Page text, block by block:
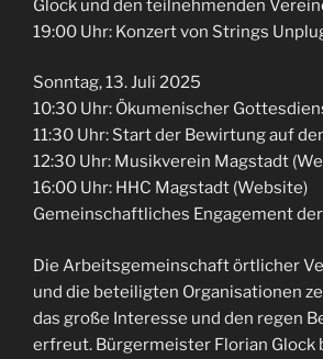
Glock und den teilnehmenden
19:00 Uhr: Konzert von Strings
Sonntag, 13. Juli 2025
10:30 Uhr: Ökumenischer
11:30 Uhr: Start der Bewirtung auf
12:30 Uhr: Musikverein Magstadt
16:00 Uhr: HHC Magstadt (Website)
Gemeinschaftliches Engagement
Die Arbeitsgemeinschaft örtlicher
und die beteiligten Organisationen
das große Interesse und den regen
erfreut. Bürgermeister Florian Glock